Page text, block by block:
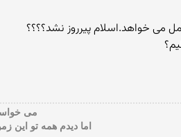
می خواهد.اسلام پیرروز نشد؟؟؟؟
می
اما دیدم همه تو